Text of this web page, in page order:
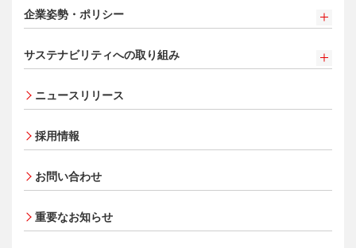
第1期 半期報告書
第80期 有価証券報告書
第79期 有価証券報告書
家族カード
エクスプレス予約サービス（プラスEX会員）
Apple Pay
タッチ決済
特典・サービス
カードローン・キャッシング
お客さまサポート
サイトマップ
特典・サービス
選べるお支払方法
キャッシング
ポイントプログラム
アメリカン・エキスプレス
プラチナ会員さま専用の特別なサービス Platinum
Special Service
大規模企業のお客さまだけにご利用いただけるサービス
個人情報のお取り扱いに関するお願い
[EC加盟店さまへ] 不正ログイン対策のお願い
[EC加盟店さまへ] EMV3Dセキュアの導入について
[対面加盟店さまへ] 不正利用対策のお願い
ご契約店舗追加のご案内
売上に関するお手続き
ブランドマークのご利用
サービス・ソリューション
各種決済方法
ト）
よくあるご質問
事業者・加盟店のお客さまサイトマップ
法人向けポータルサイト
経営ビジョン・行動規範
会社概要
事業内容
財務情報
電子公告
企業姿勢・ポリシー
コンプライアンス
情報セキュリティの取り組み
リスク管理
マネー・ローンダリングおよびテロ資金供与等の対策に
個人情報保護方針
クレジットポリシー
金融商品販売などの勧誘方針
サステナビリティへの取り組み
SDGsの達成に向けて
お客さまに寄り添う
従業員とともに
MUFGグループ/サステナビリティサイト
ニュースリリース
採用情報
お問い合わせ
重要なお知らせ